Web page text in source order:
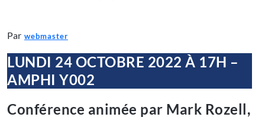
Par webmaster
LUNDI 24 OCTOBRE 2022 À 17H –
AMPHI Y002
Conférence animée par Mark Rozell,